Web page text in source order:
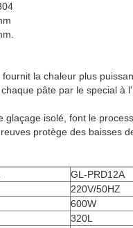
la chaleur plus
pâte par le special à
isolé, font le
protège des baisses
GL-PRD12A
220V/50HZ
600W
320L